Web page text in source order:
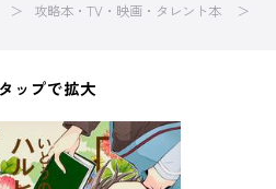
攻略本・TV・映画・タレント本
ップで拡大